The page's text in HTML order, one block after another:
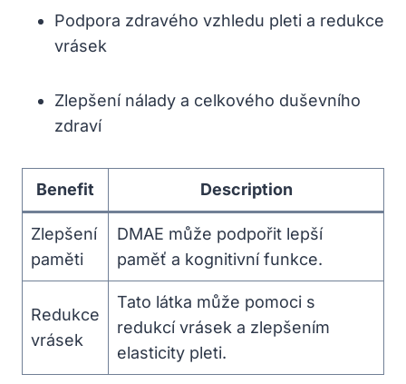
Podpora zdravého vzhledu pleti a redukce
vrásek
Zlepšení nálady a celkového duševního
zdraví
Benefit Description
Zlepšení
paměti
DMAE může podpořit lepší
paměť a kognitivní funkce.
Redukce
vrásek
Tato látka může pomoci s
redukcí vrásek a zlepšením
elasticity pleti.